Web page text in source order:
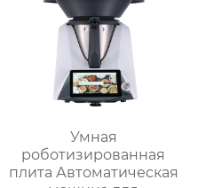
Умная
роботизированная
плита Автоматическая